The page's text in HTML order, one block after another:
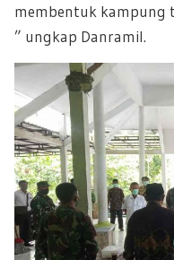
membentuk kampung
” ungkap Danramil.